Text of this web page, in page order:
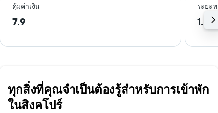
คุ้มค่าเงิน ระยะท
7.9 1.8
ทุกสิ่งที่คุณจำเป็นต้องรู้สำหรับการเข้าพัก
ในสิงคโปร์